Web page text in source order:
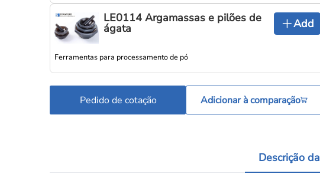
LE0114 Argamassas e pilões de
ágata Add
Ferramentas para processamento de pó
Pedido de cotação Adicionar à comparação
Descrição da